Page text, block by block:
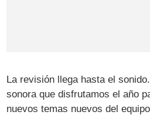
La revisión llega hasta el
sonora que disfrutamos el año
nuevos temas nuevos del